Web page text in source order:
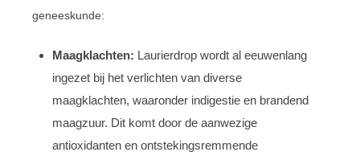
geneeskunde:
Maagklachten: Laurierdrop wordt al eeuwenlang
ingezet bij het verlichten van diverse
maagklachten, waaronder indigestie en brandend
maagzuur. Dit komt door de aanwezige
antioxidanten en ontstekingsremmende